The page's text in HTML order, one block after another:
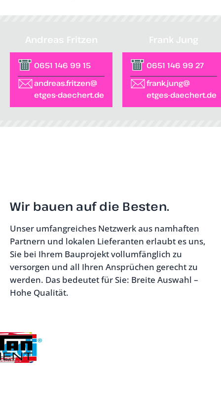
Andreas Fritzen
0651 146 99 15
andreas.fritzen@
etges-daechert.de
Frank Jung
0651 146 99 27
frank.jung@
etges-daechert.de
Wir bauen auf die Besten.
Unser umfangreiches Netzwerk aus namhaften
Partnern und lokalen Lieferanten erlaubt es uns,
Sie bei Ihrem Bauprojekt vollumfänglich zu
versorgen und all Ihren Ansprüchen gerecht zu
werden. Das bedeutet für Sie: Breite Auswahl –
Hohe Qualität.